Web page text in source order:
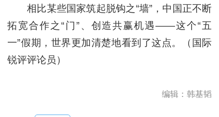
相比某些国家筑起脱钩之“墙”，中国正不断
拓宽合作之“门”、创造共赢机遇——这个“五
一”假期，世界更加清楚地看到了这点。（国际
锐评评论员）
编辑：韩基韬